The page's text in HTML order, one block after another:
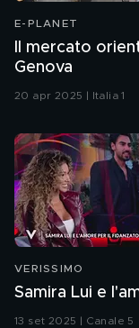
E-PLANET
Il mercato
Genova
20 apr 2025 | Italia 1
VERISSIMO
Samira Lui e
13 set 2025 | Canale 5